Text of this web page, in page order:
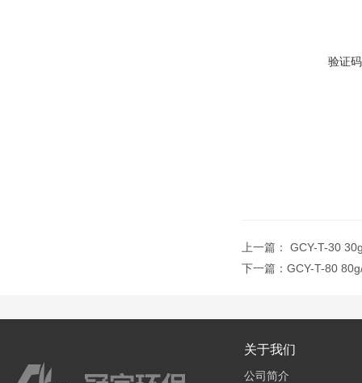
验证
上一篇： GCY-T-30
下一篇： GCY-T-80
关于我们
公司简介